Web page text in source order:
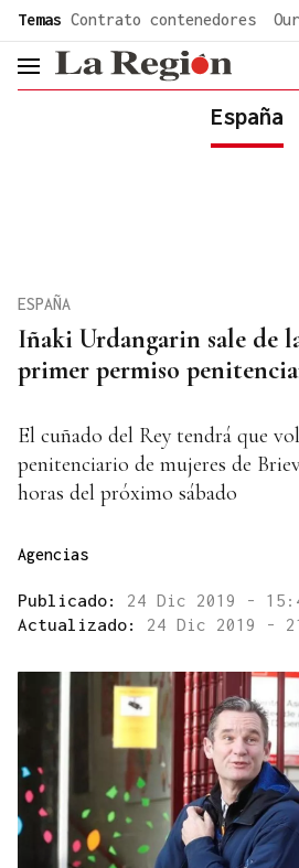
Temas Contrato contenedores
header.menu.open
España
Iñaki Urdangarin sale de
primer permiso
ESPAÑA
El cuñado del Rey tendrá que
penitenciario de mujeres de
horas del próximo sábado
Agencias
Publicado: 24 Dic 2019 -
Actualizado: 24 Dic 2019 -